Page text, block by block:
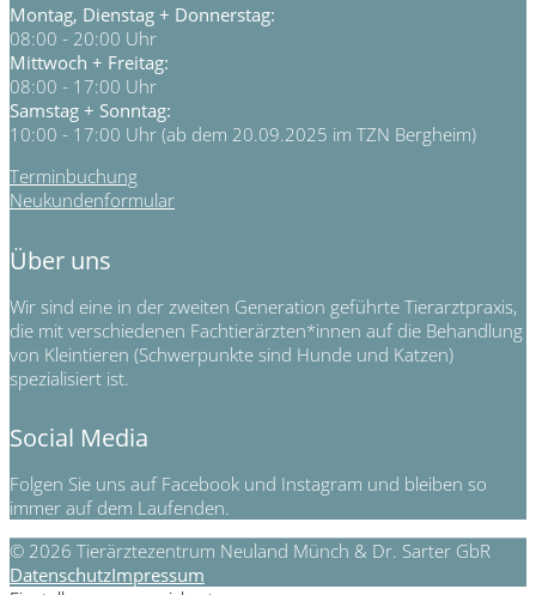
Montag, Dienstag + Donnerstag:
08:00 - 20:00 Uhr
Mittwoch + Freitag:
08:00 - 17:00 Uhr
Samstag + Sonntag:
10:00 - 17:00 Uhr (ab dem 20.09.2025 im TZN Bergheim)
Terminbuchung
Neukundenformular
Über uns
Wir sind eine in der zweiten Generation geführte Tierarztpraxis,
die mit verschiedenen Fachtierärzten*innen auf die Behandlung
von Kleintieren (Schwerpunkte sind Hunde und Katzen)
spezialisiert ist.
Social Media
Folgen Sie uns auf Facebook und Instagram und bleiben so
immer auf dem Laufenden.
© 2026 Tierärztezentrum Neuland Münch & Dr. Sarter GbR
DatenschutzImpressum